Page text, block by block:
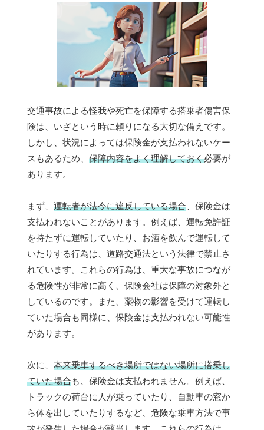
交通事故による怪我や死亡を保障する搭乗者傷害保
険は、いざという時に頼りになる大切な備えです。
しかし、状況によっては保険金が支払われないケー
スもあるため、 保障内容をよく理解しておく必要が
あります。
まず、 運転者が法令に違反している場合 、保険金は
支払われないことがあります。例えば、運転免許証
を持たずに運転していたり、お酒を飲んで運転して
いたりする行為は、道路交通法という法律で禁止さ
れています。これらの行為は、重大な事故につなが
る危険性が非常に高く、保険会社は保障の対象外と
しているのです。また、薬物の影響を受けて運転し
ていた場合も同様に、保険金は支払われない可能性
があります。
次に、 本来乗車するべき場所ではない場所に搭乗し
ていた場合も、保険金は支払われません。例えば、
トラックの荷台に人が乗っていたり、自動車の窓か
ら体を出していたりするなど、危険な乗車方法で事